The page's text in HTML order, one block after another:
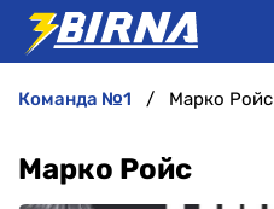
АНАЛІТИКА
команда №1 Марко Ройс
Марко Ройс